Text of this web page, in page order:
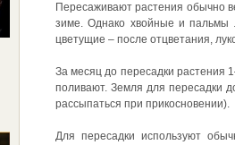
Пересаживают растения обычно
зиме. Однако хвойные и пальмы
цветущие – после отцветания,
За месяц до пересадки растения
поливают. Земля для пересадки
рассыпаться при прикосновении).
Для пересадки используют